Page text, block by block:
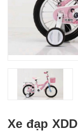
Xe đạp